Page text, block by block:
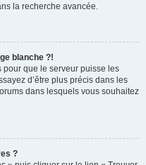
la recherche avancée.
blanche ?!
pour que le serveur puisse les
d’être plus précis dans les
dans lesquels vous souhaitez
?